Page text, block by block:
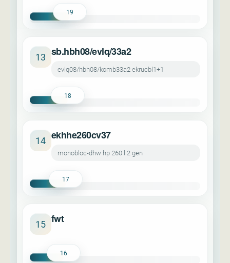
19
13 sb.hbh08/evlq/33a2
evlq08/hbh08/komb33a2 ekrucbl1+1
18
14 ekhhe260cv37
monobloc-dhw hp 260 l 2 gen
17
15 fwt
16